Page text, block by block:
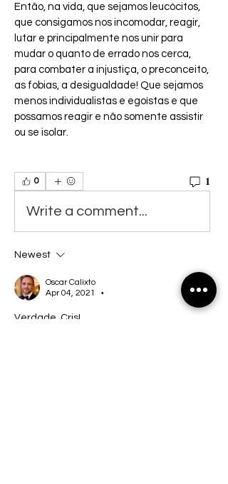
Então, na vida, que sejamos leucócitos,
que consigamos nos incomodar, reagir,
lutar e principalmente nos unir para
mudar o quanto de errado nos cerca,
para combater a injustiça, o preconceito,
as fobias, a desigualdade! Que sejamos
menos individualistas e egoístas e que
possamos reagir e não somente assistir
ou se isolar.
0 1
Write a comment...
Newest
Oscar Calixto
Apr 04, 2021
•
Verdade, Cris!